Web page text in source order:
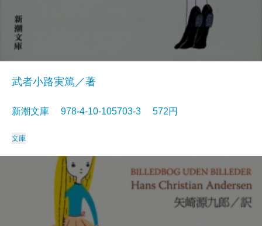
武者小路実篤／著
新潮文庫 978-4-10-105703-3 572円
文庫